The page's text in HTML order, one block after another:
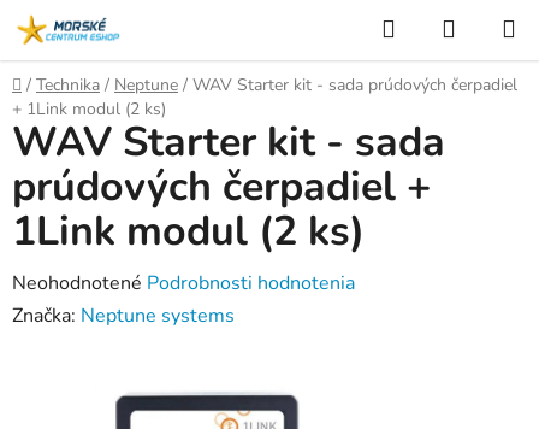
Prejsť
na
obsah
Hľadať
KOŠÍK
Domov
/ Technika / Neptune / WAV Starter kit - sada prúdových čerpadiel
+ 1Link modul (2 ks)
WAV Starter kit - sada
prúdových čerpadiel +
1Link modul (2 ks)
Priemerné
hodnotenie
Neohodnotené Podrobnosti hodnotenia
Značka: Neptune systems